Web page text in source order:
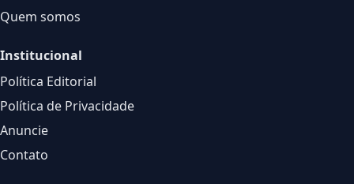
Quem somos
Institucional
Política Editorial
Política de Privacidade
Anuncie
Contato